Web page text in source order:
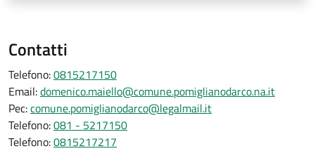
Contatti
Telefono:0815217150
Email:domenico.maiello@comune.pomiglianodarco.na.it
Pec:comune.pomiglianodarco@legalmail.it
Telefono:081 - 5217150
Telefono:0815217217